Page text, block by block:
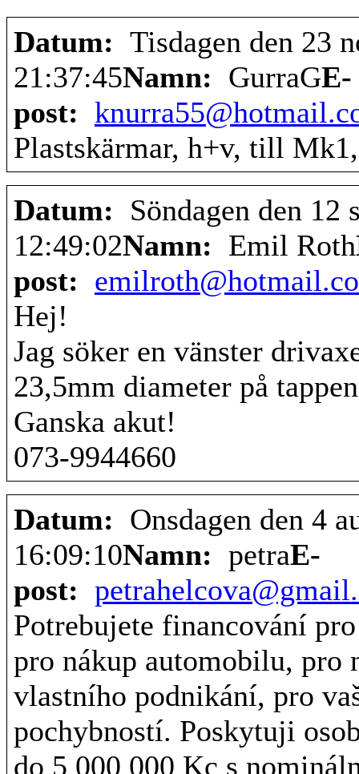
Datum: Tisdagen den 23
21:37:45Namn: GurraGE-
post:
Plastskärmar, h+v, till
Datum: Söndagen den 12
12:49:02Namn: Emil Roth
post:
Hej!
Jag söker en vänster
23,5mm diameter på
Ganska akut!
073-9944660
Datum: Onsdagen den 4
16:09:10Namn: petraE-
post:
Potrebujete financování
pro nákup automobilu,
vlastního podnikání, pro
pochybností. Poskytuji
do 5 000 000 Kc s